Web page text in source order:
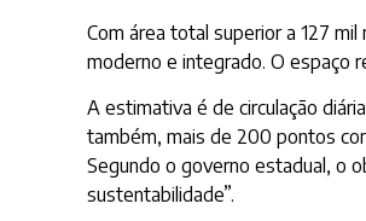
Com área total superior a 127
moderno e integrado. O espaço
A estimativa é de circulação
também, mais de 200 pontos
Segundo o governo estadual, o
sustentabilidade”.